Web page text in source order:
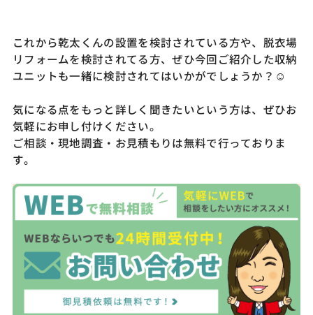
これから乾太くんの設置を検討されている方や、脱衣場
リフォームを検討されてる方、ぜひ今回ご紹介した収納
ユニットも一緒に検討されてはいかがでしょうか？☺
気になる点をもっと詳しく聞きたいという方は、ぜひお
気軽にお申し付けください。
ご相談・現地調査・お見積もりは無料で行っておりま
す。